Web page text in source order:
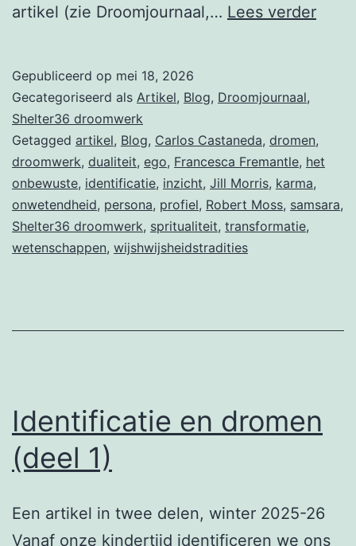
artikel (zie Droomjournaal,… Lees verder
Gepubliceerd op mei 18, 2026
Gecategoriseerd als Artikel, Blog, Droomjournaal,
Shelter36 droomwerk
Getagged artikel, Blog, Carlos Castaneda, dromen,
droomwerk, dualiteit, ego, Francesca Fremantle, het
onbewuste, identificatie, inzicht, Jill Morris, karma,
onwetendheid, persona, profiel, Robert Moss, samsara,
Shelter36 droomwerk, spritualiteit, transformatie,
wetenschappen, wijshwijsheidstradities
Identificatie en dromen
(deel 1)
Een artikel in twee delen, winter 2025-26
Vanaf onze kindertijd identificeren we ons